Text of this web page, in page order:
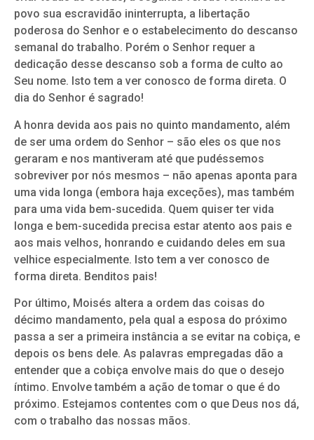
povo sua escravidão ininterrupta, a libertação
poderosa do Senhor e o estabelecimento do descanso
semanal do trabalho. Porém o Senhor requer a
dedicação desse descanso sob a forma de culto ao
Seu nome. Isto tem a ver conosco de forma direta. O
dia do Senhor é sagrado!
A honra devida aos pais no quinto mandamento, além
de ser uma ordem do Senhor – são eles os que nos
geraram e nos mantiveram até que pudéssemos
sobreviver por nós mesmos – não apenas aponta para
uma vida longa (embora haja exceções), mas também
para uma vida bem-sucedida. Quem quiser ter vida
longa e bem-sucedida precisa estar atento aos pais e
aos mais velhos, honrando e cuidando deles em sua
velhice especialmente. Isto tem a ver conosco de
forma direta. Benditos pais!
Por último, Moisés altera a ordem das coisas do
décimo mandamento, pela qual a esposa do próximo
passa a ser a primeira instância a se evitar na cobiça, e
depois os bens dele. As palavras empregadas dão a
entender que a cobiça envolve mais do que o desejo
íntimo. Envolve também a ação de tomar o que é do
próximo. Estejamos contentes com o que Deus nos dá,
com o trabalho das nossas mãos.